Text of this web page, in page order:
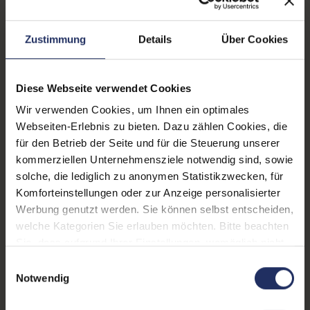
Zustimmung Details Über Cookies
Diese Webseite verwendet Cookies
Wir verwenden Cookies, um Ihnen ein optimales
Webseiten-Erlebnis zu bieten. Dazu zählen Cookies, die
für den Betrieb der Seite und für die Steuerung unserer
kommerziellen Unternehmensziele notwendig sind, sowie
solche, die lediglich zu anonymen Statistikzwecken, für
Komforteinstellungen oder zur Anzeige personalisierter
Werbung genutzt werden. Sie können selbst entscheiden,
welche Kategorien Sie erlauben möchten. Bitte beachten
Weitere Informationen finden Sie in
Notwendig
Onboard-Grafik: Intel® UHD Graphics 770
Datenspeicher: 250 GB SSD
Arbeitsspeicher: 16 GB DDR4
WLAN: Nein
Betriebssystem: Windows 11 Professional
Schnittstellen:
1x Audio / Mikrofon - 3.5 mm
Combo
, 1x Audioanschluss
(Line-out/Line-in)
, 1x LAN
RJ-45
, 1x USB 3 Typ C
Mehr anzeigen
Partnerprogramm: Nein
Maße (LxBxH):